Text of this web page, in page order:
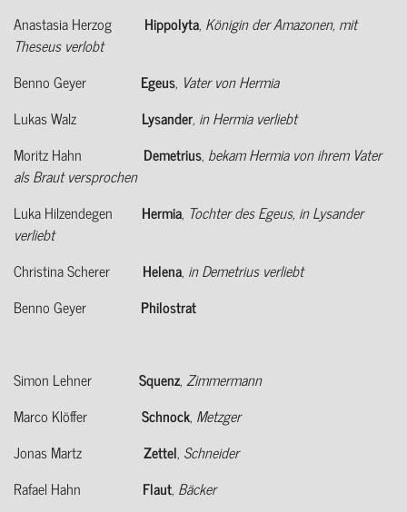
Anastasia Herzog Hippolyta, Königin der Amazonen, mit
Theseus verlobt
Benno Geyer Egeus, Vater von Hermia
Lukas Walz Lysander, in Hermia verliebt
Moritz Hahn Demetrius, bekam Hermia von ihrem Vater
als Braut versprochen
Luka Hilzendegen Hermia, Tochter des Egeus, in Lysander
verliebt
Christina Scherer Helena, in Demetrius verliebt
Benno Geyer Philostrat
Simon Lehner Squenz,Zimmermann
Marco Klöffer Schnock, Metzger
Jonas Martz Zettel, Schneider
Rafael Hahn Flaut, Bäcker